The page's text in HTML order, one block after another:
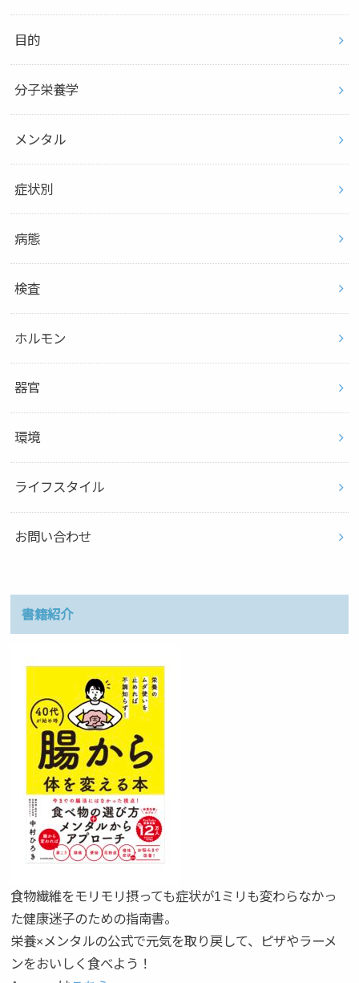
目的
分子栄養学
メンタル
症状別
病態
検査
ホルモン
器官
環境
ライフスタイル
お問い合わせ
書籍紹介
食物繊維をモリモリ摂っても症状が1ミリも変わらなかっ
た健康迷子のための指南書。
栄養×メンタルの公式で元気を取り戻して、ピザやラーメ
ンをおいしく食べよう！